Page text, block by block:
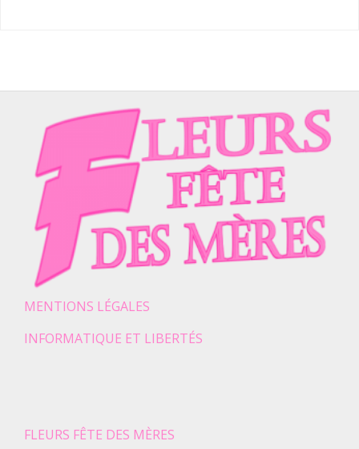
MENTIONS LÉGALES
INFORMATIQUE ET LIBERTÉS
FLEURS FÊTE DES MÈRES